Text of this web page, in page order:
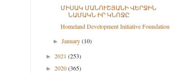
ՄԻՍԱԿ ՄԱՆՈՒՇՅԱՆԻ ՎԵՐՋԻՆ
ՆԱՄԱԿՆ ԻՐ ԿՆՈՋԸ
Homeland Development Initiative Foundation
►January(10)
► 2021 (253)
► 2020(365)